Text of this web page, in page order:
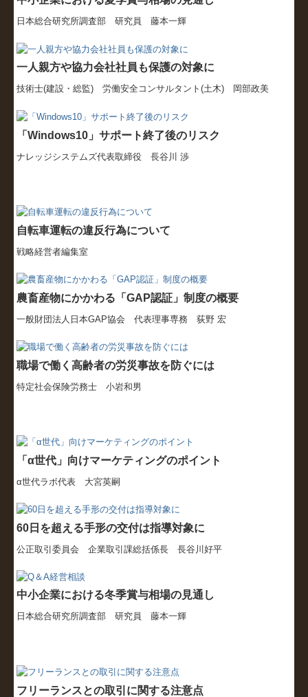
日本総合研究所調査部 研究員 藤本一輝
一人親方や協力会社社員も保護の対象に
技術士(建設・総監) 労働安全コンサルタント(土木) 岡部政美
「Windows10」サポート終了後のリスク
ナレッジシステムズ代表取締役 長谷川 渉
自転車運転の違反行為について
戦略経営者編集室
農畜産物にかかわる「GAP認証」制度の概要
一般財団法人日本GAP協会 代表理事専務 荻野 宏
職場で働く高齢者の労災事故を防ぐには
特定社会保険労務士 小岩和男
「α世代」向けマーケティングのポイント
α世代ラボ代表 大宮英嗣
60日を超える手形の交付は指導対象に
公正取引委員会 企業取引課総括係長 長谷川好平
中小企業における冬季賞与相場の見通し
日本総合研究所調査部 研究員 藤本一輝
フリーランスとの取引に関する注意点